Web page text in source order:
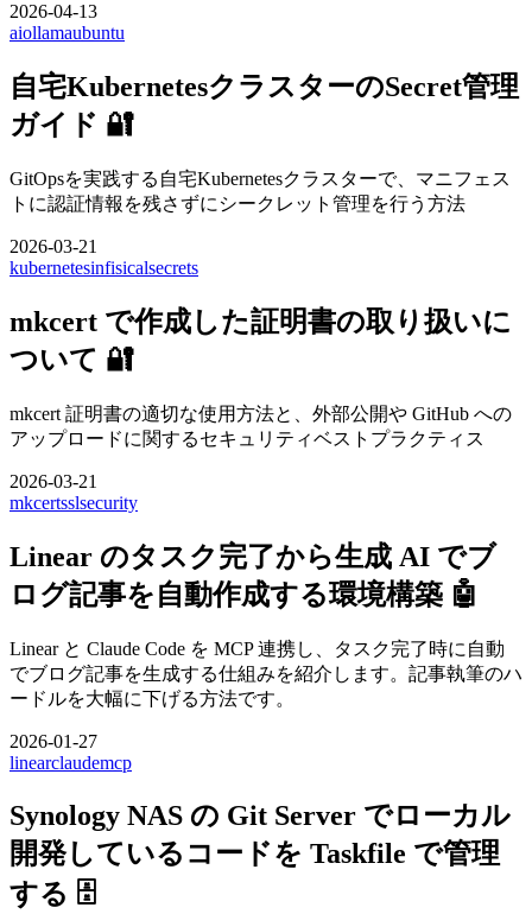
2026-04-13
aiollamaubuntu
自宅KubernetesクラスターのSecret管理
ガイド 🔐
GitOpsを実践する自宅Kubernetesクラスターで、マニフェス
トに認証情報を残さずにシークレット管理を行う方法
2026-03-21
kubernetesinfisicalsecrets
mkcert で作成した証明書の取り扱いに
ついて 🔐
mkcert 証明書の適切な使用方法と、外部公開や GitHub への
アップロードに関するセキュリティベストプラクティス
2026-03-21
mkcertsslsecurity
Linear のタスク完了から生成 AI でブ
ログ記事を自動作成する環境構築 🤖
Linear と Claude Code を MCP 連携し、タスク完了時に自動
でブログ記事を生成する仕組みを紹介します。記事執筆のハ
ードルを大幅に下げる方法です。
2026-01-27
linearclaudemcp
Synology NAS の Git Server でローカル
開発しているコードを Taskfile で管理
する 🗄️